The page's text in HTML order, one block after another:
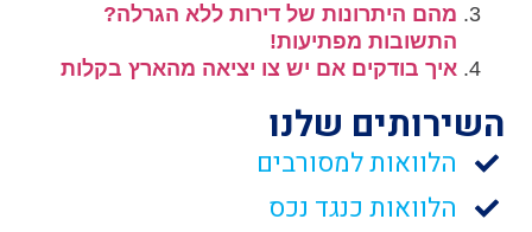
מהם היתרונות של דירות ללא הגרלה?
התשובות מפתיעות!
איך בודקים אם יש צו יציאה מהארץ בקלות
השירותים שלנו
הלוואות למסורבים
הלוואות כנגד נכס